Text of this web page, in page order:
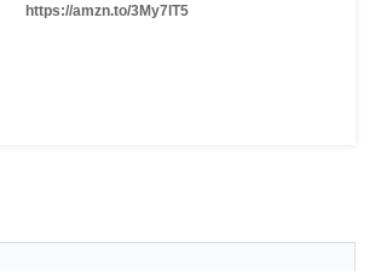
https://amzn.to/3My7lT5